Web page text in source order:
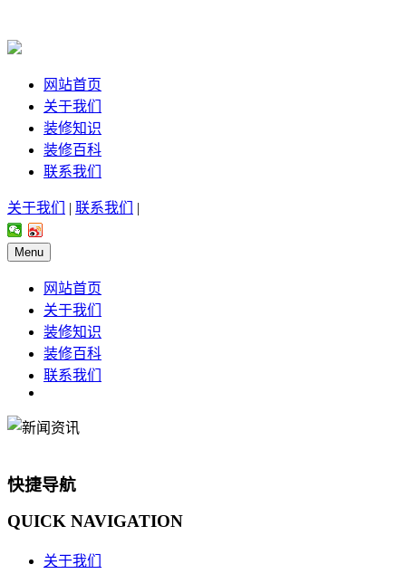
网站首页
关于我们
装修知识
装修百科
联系我们
关于我们 | 联系我们 |
Menu
网站首页
关于我们
装修知识
装修百科
联系我们
快捷导航
QUICK NAVIGATION
关于我们